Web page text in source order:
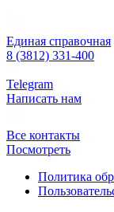
Единая справочная
8 (3812) 331-400
Telegram
Написать нам
Все контакты
Посмотреть
Политика